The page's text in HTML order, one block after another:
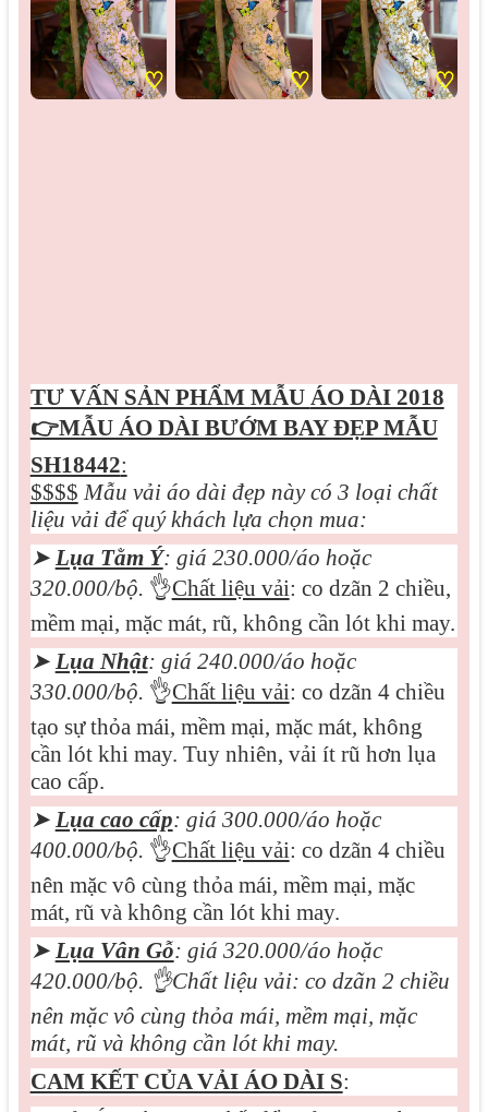
♡ ♡ ♡
TƯ VẤN SẢN PHẨM MẪU ÁO DÀI 2018
👉MẪU ÁO DÀI BƯỚM BAY ĐẸP MẪU
SH18442:
$$$$ Mẫu vải áo dài đẹp này có 3 loại chất
liệu vải để quý khách lựa chọn mua:
➤ Lụa Tằm Ý: giá 230.000/áo hoặc
320.000/bộ. 👌Chất liệu vải: co dzãn 2 chiều,
mềm mại, mặc mát, rũ, không cần lót khi may.
➤ Lụa Nhật: giá 240.000/áo hoặc
330.000/bộ. 👌Chất liệu vải: co dzãn 4 chiều
tạo sự thỏa mái, mềm mại, mặc mát, không
cần lót khi may. Tuy nhiên, vải ít rũ hơn lụa
cao cấp.
➤ Lụa cao cấp: giá 300.000/áo hoặc
400.000/bộ. 👌Chất liệu vải: co dzãn 4 chiều
nên mặc vô cùng thỏa mái, mềm mại, mặc
mát, rũ và không cần lót khi may.
➤ Lụa Vân Gỗ: giá 320.000/áo hoặc
420.000/bộ. 👌Chất liệu vải: co dzãn 2 chiều
nên mặc vô cùng thỏa mái, mềm mại, mặc
mát, rũ và không cần lót khi may.
CAM KẾT CỦA VẢI ÁO DÀI S: